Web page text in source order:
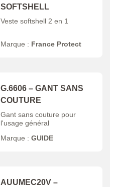
SOFTSHELL
Veste softshell 2 en 1
Marque : France Protect
G.6606 – GANT SANS
COUTURE
Gant sans couture pour
l'usage général
Marque :GUIDE
AUUMEC20V –